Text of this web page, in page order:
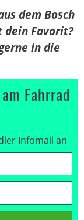
dem Bosch
dein Favorit?
in die
Fahrrad
Infomail an